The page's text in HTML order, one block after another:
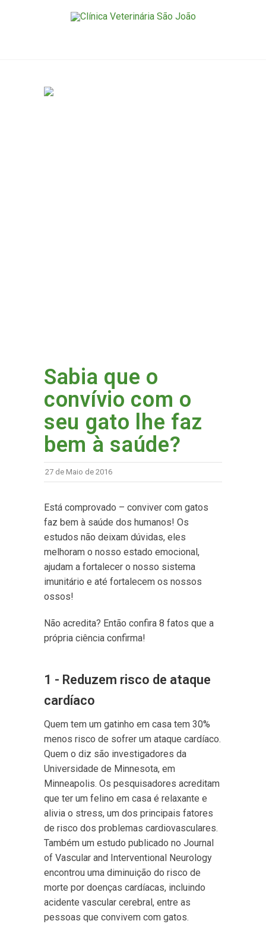
Sabia que o
convívio com o
seu gato lhe faz
bem à saúde?
27 de Maio de 2016
Está comprovado – conviver com gatos
faz bem à saúde dos humanos! Os
estudos não deixam dúvidas, eles
melhoram o nosso estado emocional,
ajudam a fortalecer o nosso sistema
imunitário e até fortalecem os nossos
ossos!
Não acredita? Então confira 8 fatos que a
própria ciência confirma!
1 - Reduzem risco de ataque
cardíaco
Quem tem um gatinho em casa tem 30%
menos risco de sofrer um ataque cardíaco.
Quem o diz são investigadores da
Universidade de Minnesota, em
Minneapolis. Os pesquisadores acreditam
que ter um felino em casa é relaxante e
alivia o stress, um dos principais fatores
de risco dos problemas cardiovasculares.
Também um estudo publicado no Journal
of Vascular and Interventional Neurology
encontrou uma diminuição do risco de
morte por doenças cardíacas, incluindo
acidente vascular cerebral, entre as
pessoas que convivem com gatos.